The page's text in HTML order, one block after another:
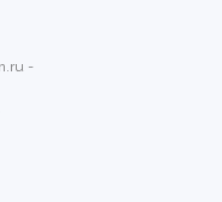
-